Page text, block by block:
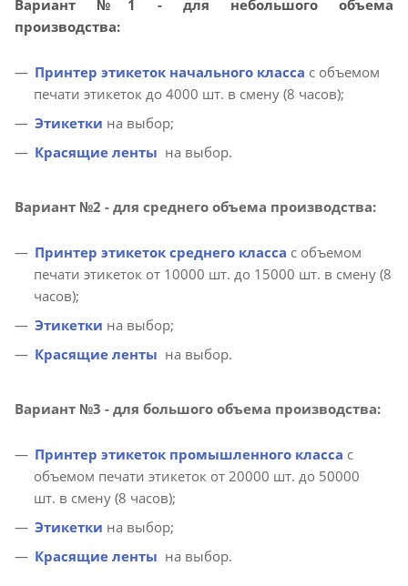
Вариант №1 - для небольшого объема
производства:
Принтер этикеток начального класса с объемом
печати этикеток до 4000 шт. в смену (8 часов);
Этикетки на выбор;
Красящие ленты на выбор.
Вариант №2 - для среднего объема производства:
Принтер этикеток среднего класса с объемом
печати этикеток от 10000 шт. до 15000 шт. в смену (8
часов);
Этикетки на выбор;
Красящие ленты на выбор.
Вариант №3 - для большого объема производства:
Принтер этикеток промышленного класса с
объемом печати этикеток от 20000 шт. до 50000
шт. в смену (8 часов);
Этикетки на выбор;
Красящие ленты на выбор.